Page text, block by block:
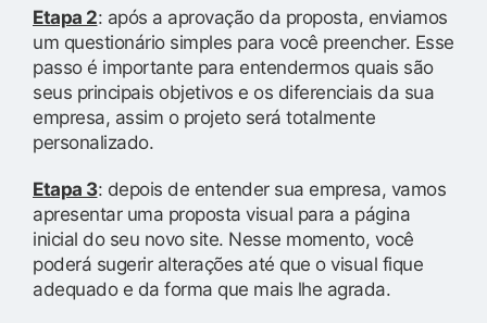
Etapa 2: após a aprovação da proposta, enviamos
um questionário simples para você preencher. Esse
passo é importante para entendermos quais são
seus principais objetivos e os diferenciais da sua
empresa, assim o projeto será totalmente
personalizado.
Etapa 3: depois de entender sua empresa, vamos
apresentar uma proposta visual para a página
inicial do seu novo site. Nesse momento, você
poderá sugerir alterações até que o visual fique
adequado e da forma que mais lhe agrada.